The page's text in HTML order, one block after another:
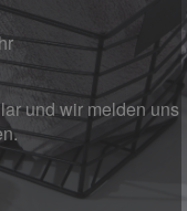
und wir melden uns